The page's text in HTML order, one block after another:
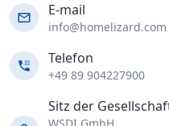
E-mail
info@homelizard.com
Telefon
+49 89 904227900
Sitz der